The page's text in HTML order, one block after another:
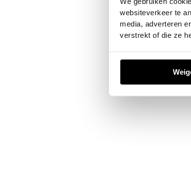
websiteverkeer te
media, adverteren
verstrekt of die ze